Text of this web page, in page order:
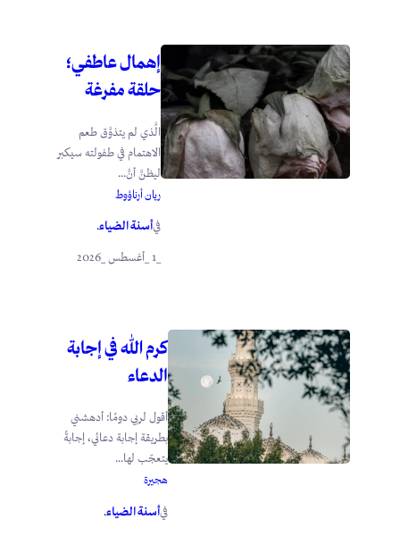
إهمال عاطفي؛
حلقة مفرغة
الَّذي لم يتذوَّق طعم
الاهتمام في طفولته سيكبر
ليظنَّ أنَّ...
ريان أرناؤوط
فيأسنة الضياء.
_1 _أغسطس _2026
كرم الله في إجابة
الدعاء
أقول لربي دومًا: أدهشني
بطريقة إجابة دعائي، إجابةً
يتعجّب لها...
هجيرة
فيأسنة الضياء.